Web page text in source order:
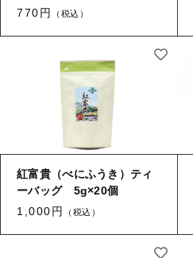
770円
（税込）
紅富貴（べにふうき）ティ
ーバッグ 5g×20個
1,000円
（税込）